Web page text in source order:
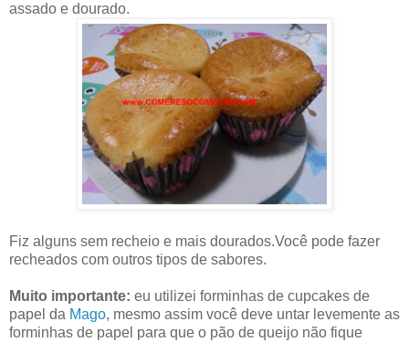
assado e dourado.
Fiz alguns sem recheio e mais dourados.Você pode fazer
recheados com outros tipos de sabores.
Muito importante: eu utilizei forminhas de cupcakes de
papel da Mago, mesmo assim você deve untar levemente as
forminhas de papel para que o pão de queijo não fique